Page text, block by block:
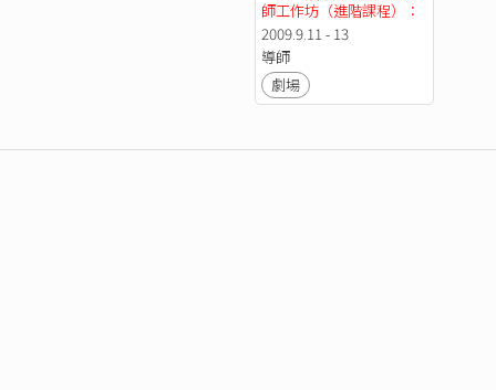
師工作坊（進階課程）：
一人一故事劇場與心理戲
劇
2009.9.11 - 13
導師
劇場